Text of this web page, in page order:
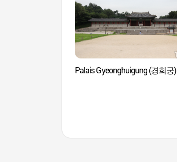
Palais Gyeonghuigung (경희궁)